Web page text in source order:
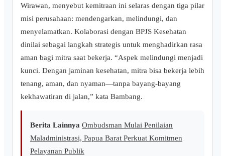
Wirawan, menyebut kemitraan ini selaras dengan tiga pilar
misi perusahaan: mendengarkan, melindungi, dan
menyelamatkan. Kolaborasi dengan BPJS Kesehatan
dinilai sebagai langkah strategis untuk menghadirkan rasa
aman bagi mitra saat bekerja. “Aspek melindungi menjadi
kunci. Dengan jaminan kesehatan, mitra bisa bekerja lebih
tenang, aman, dan nyaman—tanpa bayang-bayang
kekhawatiran di jalan,” kata Bambang.
Berita Lainnya Ombudsman Mulai Penilaian
Maladministrasi, Papua Barat Perkuat Komitmen
Pelayanan Publik